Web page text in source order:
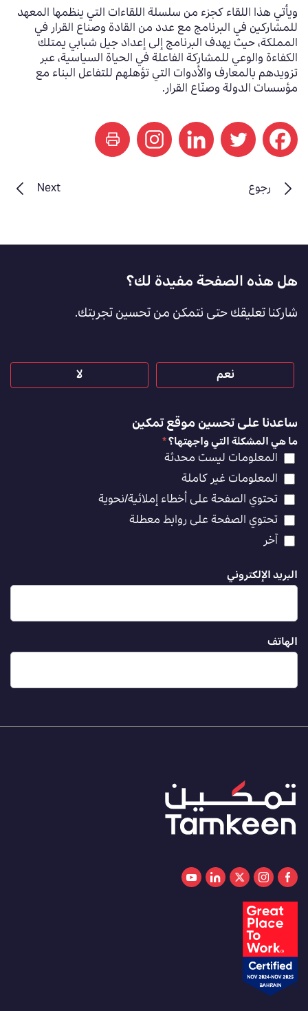
ويأتي هذا اللقاء كجزء من سلسلة اللقاءات التي ينظمها المعهد
للمشاركين في البرنامج مع عدد من القادة وصناع القرار في
المملكة، حيث يهدف البرنامج إلى إعداد جيل شبابي يمتلك
الكفاءة والوعي للمشاركة الفاعلة في الحياة السياسية، عبر
تزويدهم بالمعارف والأدوات التي تؤهلهم للتفاعل البناء مع
مؤسسات الدولة وصنّاع القرار.
print
Next رجوع
Footer
Feedback
[AR]
هل هذه الصفحة مفيدة لك؟
شاركنا تعليقك حتى نتمكن من تحسين تجربتك.
نعم لا
ساعدنا على تحسين موقع تمكين
ما هي المشكلة التي واجهتها؟*
المعلومات ليست محدثة
المعلومات غير كاملة
تحتوي الصفحة على أخطاء إملائية/نحوية
تحتوي الصفحة على روابط معطلة
آخر
البريد الإلكتروني
الهاتف